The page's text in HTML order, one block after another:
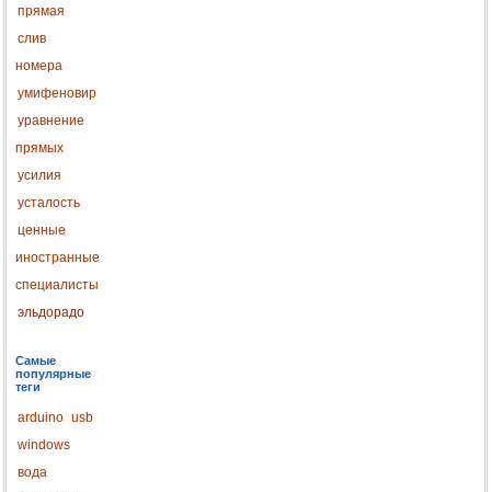
прямая
слив
номера
умифеновир
уравнение
прямых
усилия
усталость
ценные
иностранные
специалисты
эльдорадо
Самые
популярные
теги
arduino usb
windows
вода